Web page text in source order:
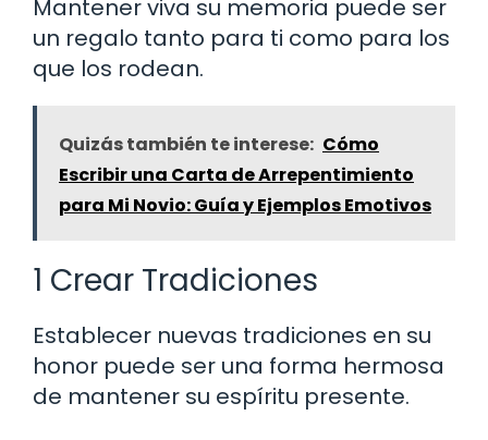
Mantener viva su memoria puede ser
un regalo tanto para ti como para los
que los rodean.
Quizás también te interese: Cómo
Escribir una Carta de Arrepentimiento
para Mi Novio: Guía y Ejemplos Emotivos
1 Crear Tradiciones
Establecer nuevas tradiciones en su
honor puede ser una forma hermosa
de mantener su espíritu presente.